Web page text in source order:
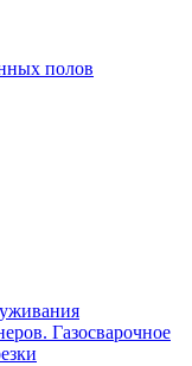
полов
Газосварочное